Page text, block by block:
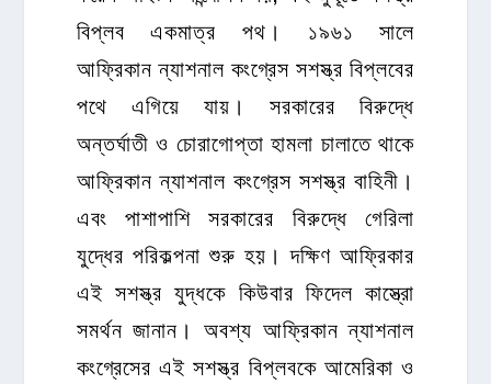
বিপ্লব একমাত্র পথ। ১৯৬১ সালে
আফ্রিকান ন্যাশনাল কংগ্রেস সশস্ত্র বিপ্লবের
পথে এগিয়ে যায়। সরকারের বিরুদ্ধে
অন্তর্ঘাতী ও চোরাগোপ্তা হামলা চালাতে থাকে
আফ্রিকান ন্যাশনাল কংগ্রেস সশস্ত্র বাহিনী।
এবং পাশাপাশি সরকারের বিরুদ্ধে গেরিলা
যুদ্ধের পরিকল্পনা শুরু হয়। দক্ষিণ আফ্রিকার
এই সশস্ত্র যুদ্ধকে কিউবার ফিদেল কাস্ত্রো
সমর্থন জানান। অবশ্য আফ্রিকান ন্যাশনাল
কংগ্রেসের এই সশস্ত্র বিপ্লবকে আমেরিকা ও